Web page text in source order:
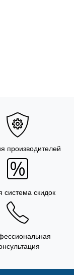
производителей
система скидок